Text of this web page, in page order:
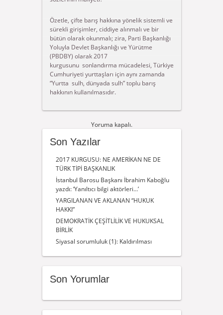
Özetle, çifte barış hakkına yönelik sistemli ve
sürekli girişimler, ciddiye alınmalı ve bir
bütün olarak okunmalı; zira, Parti Başkanlığı
Yoluyla Devlet Başkanlığı ve Yürütme
(PBDBY) olarak 2017
kurgusunu sonlandırma mücadelesi, Türkiye
Cumhuriyeti yurttaşları için aynı zamanda
“Yurtta sulh, dünyada sulh” toplu barış
hakkının kullanılmasıdır.
Yoruma kapalı.
Son Yazılar
2017 KURGUSU: NE AMERİKAN NE DE
TÜRK TİPİ BAŞKANLIK
İstanbul Barosu Başkanı İbrahim Kaboğlu
yazdı: ‘Yanıltıcı bilgi aktörleri…’
YARGILANAN VE AKLANAN “HUKUK
HAKKI”
DEMOKRATİK ÇEŞİTLİLİK VE HUKUKSAL
BİRLİK
Siyasal sorumluluk (1): Kaldırılması
Son Yorumlar